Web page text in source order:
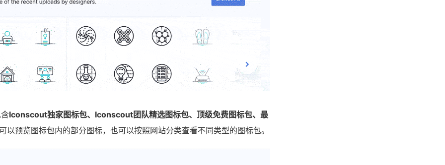
Iconscout独家图标包、Iconscout团队精选图标包、顶级免费图标包、最
以预览图标包内的部分图标，也可以按照网站分类查看不同类型的图标包。